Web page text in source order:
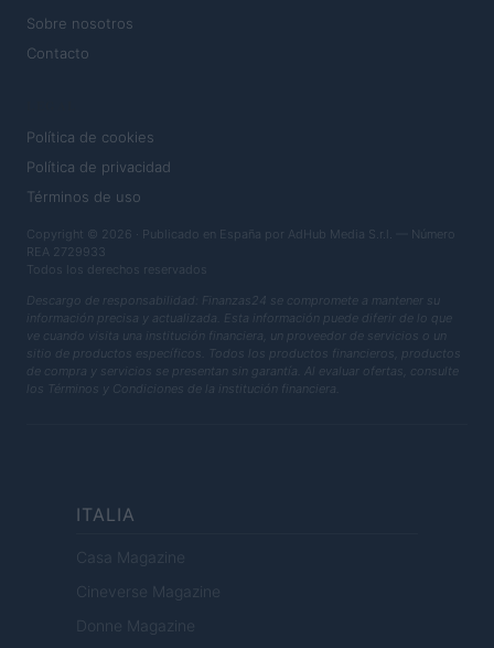
Sobre nosotros
Contacto
Política de cookies
Política de privacidad
Términos de uso
Copyright © 2026 · Publicado en España por AdHub Media S.r.l. — Número
REA 2729933
Todos los derechos reservados
Descargo de responsabilidad: Finanzas24 se compromete a mantener su
información precisa y actualizada. Esta información puede diferir de lo que
ve cuando visita una institución financiera, un proveedor de servicios o un
sitio de productos específicos. Todos los productos financieros, productos
de compra y servicios se presentan sin garantía. Al evaluar ofertas, consulte
los Términos y Condiciones de la institución financiera.
ITALIA
Casa Magazine
Cineverse Magazine
Donne Magazine